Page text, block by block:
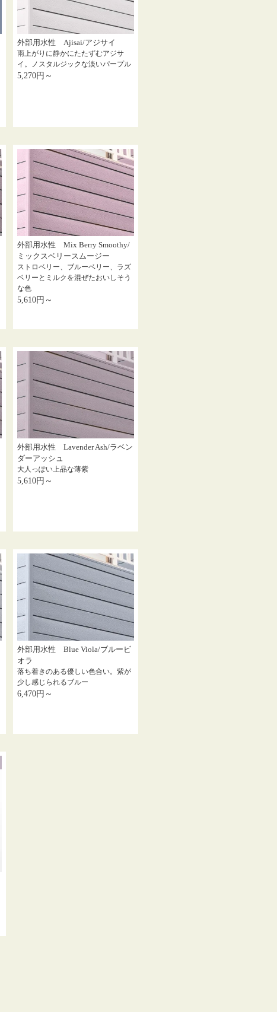
外部用水性 Ajisai/アジサイ
雨上がりに静かにたたずむアジサ
イ。ノスタルジックな淡いパープル
5,270円～
外部用水性 Mix Berry Smoothy/
ミックスベリースムージー
ストロベリー、ブルーベリー、ラズ
ベリーとミルクを混ぜたおいしそう
な色
5,610円～
外部用水性 Lavender Ash/ラベン
ダーアッシュ
大人っぽい上品な薄紫
5,610円～
外部用水性 Blue Viola/ブルービ
オラ
落ち着きのある優しい色合い。紫が
少し感じられるブルー
6,470円～